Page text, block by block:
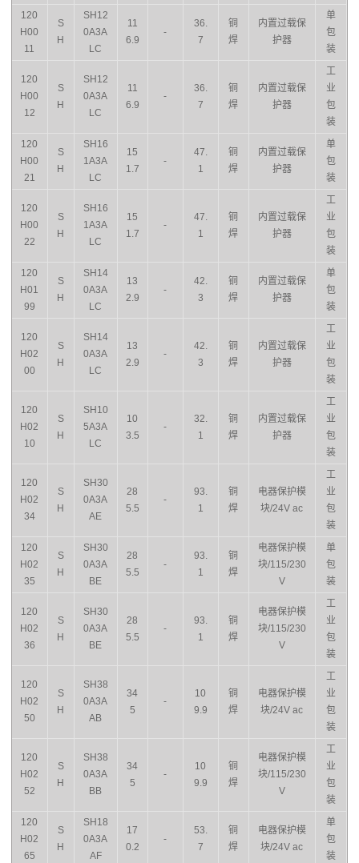
120
H00
11
S
H
SH12
0A3A
LC
11
6.9
-
36.
7
铜
焊
内置过载保
护器
单
包
装
120
H00
12
S
H
SH12
0A3A
LC
11
6.9
-
36.
7
铜
焊
内置过载保
护器
工
业
包
装
120
H00
21
S
H
SH16
1A3A
LC
15
1.7
-
47.
1
铜
焊
内置过载保
护器
单
包
装
120
H00
22
S
H
SH16
1A3A
LC
15
1.7
-
47.
1
铜
焊
内置过载保
护器
工
业
包
装
120
H01
99
S
H
SH14
0A3A
LC
13
2.9
-
42.
3
铜
焊
内置过载保
护器
单
包
装
120
H02
00
S
H
SH14
0A3A
LC
13
2.9
-
42.
3
铜
焊
内置过载保
护器
工
业
包
装
120
H02
10
S
H
SH10
5A3A
LC
10
3.5
-
32.
1
铜
焊
内置过载保
护器
工
业
包
装
120
H02
34
S
H
SH30
0A3A
AE
28
5.5
-
93.
1
铜
焊
电器保护模
块/24V ac
工
业
包
装
120
H02
35
S
H
SH30
0A3A
BE
28
5.5
-
93.
1
铜
焊
电器保护模
块/115/230
V
单
包
装
120
H02
36
S
H
SH30
0A3A
BE
28
5.5
-
93.
1
铜
焊
电器保护模
块/115/230
V
工
业
包
装
120
H02
50
S
H
SH38
0A3A
AB
34
5
-
10
9.9
铜
焊
电器保护模
块/24V ac
工
业
包
装
120
H02
52
S
H
SH38
0A3A
BB
34
5
-
10
9.9
铜
焊
电器保护模
块/115/230
V
工
业
包
装
120
H02
65
S
H
SH18
0A3A
AF
17
0.2
-
53.
7
铜
焊
电器保护模
块/24V ac
单
包
装